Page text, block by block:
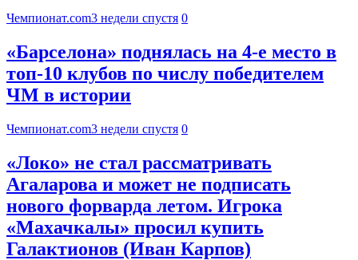
Чемпионат.com3 недели спустя 0
«Барселона» поднялась на 4-е место в
топ-10 клубов по числу победителем
ЧМ в истории
Чемпионат.com3 недели спустя 0
«Локо» не стал рассматривать
Агаларова и может не подписать
нового форварда летом. Игрока
«Махачкалы» просил купить
Галактионов (Иван Карпов)